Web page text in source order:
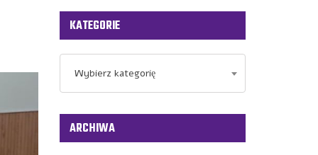
KATEGORIE
Kategorie
Wybierz kategorię
ARCHIWA